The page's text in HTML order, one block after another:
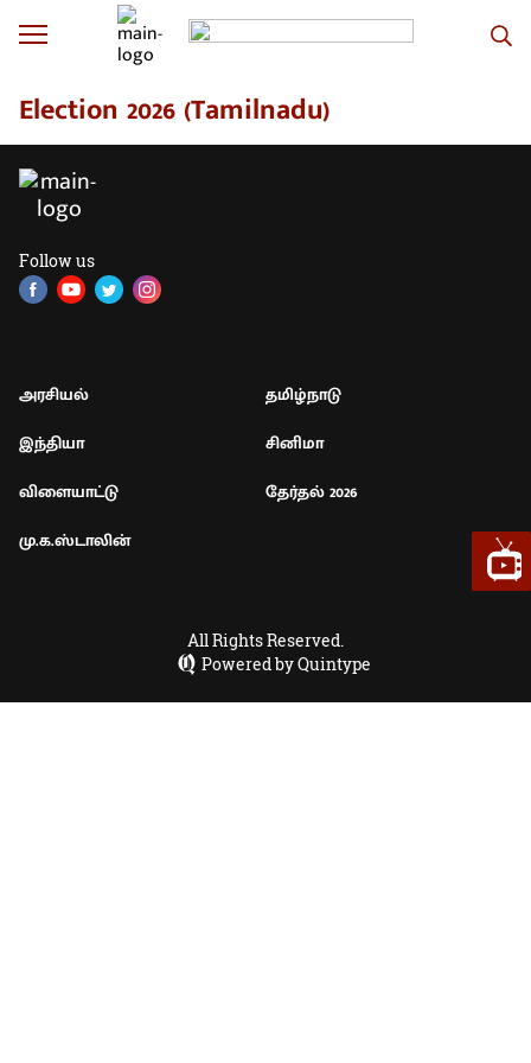
Election 2026 (Tamilnadu)
Follow us
அரசியல்
தமிழ்நாடு
இந்தியா
சினிமா
விளையாட்டு
தேர்தல் 2026
மு.க.ஸ்டாலின்
All Rights Reserved.
Powered by Quintype